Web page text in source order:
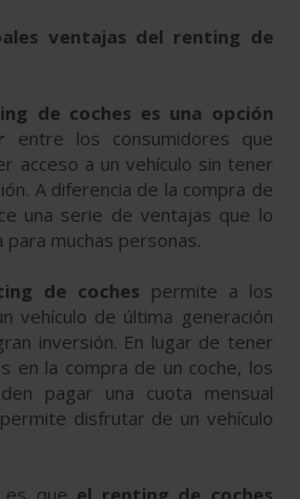
ventajas del renting de
de coches es una opción
entre los consumidores que
acceso a un vehículo sin tener
A diferencia de la compra de
una serie de ventajas que lo
para muchas personas.
de coches permite a los
vehículo de última generación
inversión. En lugar de tener
en la compra de un coche, los
pagar una cuota mensual
disfrutar de un vehículo